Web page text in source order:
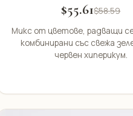
$55.61$58.59
Микс от цветове, радващи
комбинирани със свежа
червен хиперикум.